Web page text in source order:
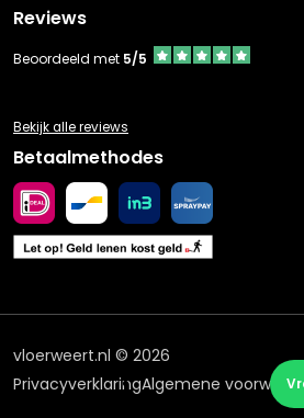
Reviews
Beoordeeld met 5/5
Bekijk alle reviews
Betaalmethodes
vloerweert.nl © 2026
PrivacyverklaringAlgemene